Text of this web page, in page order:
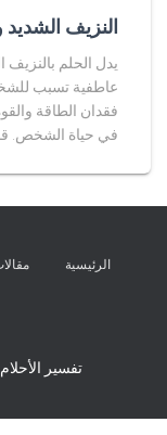
النزيف
يدل الحلم
عاطفية تسبب
فقدان الطاقة
في حياة الشخص.
الرئيسية
تفسير الأحلام | Made with ❤️ by AYO Technology